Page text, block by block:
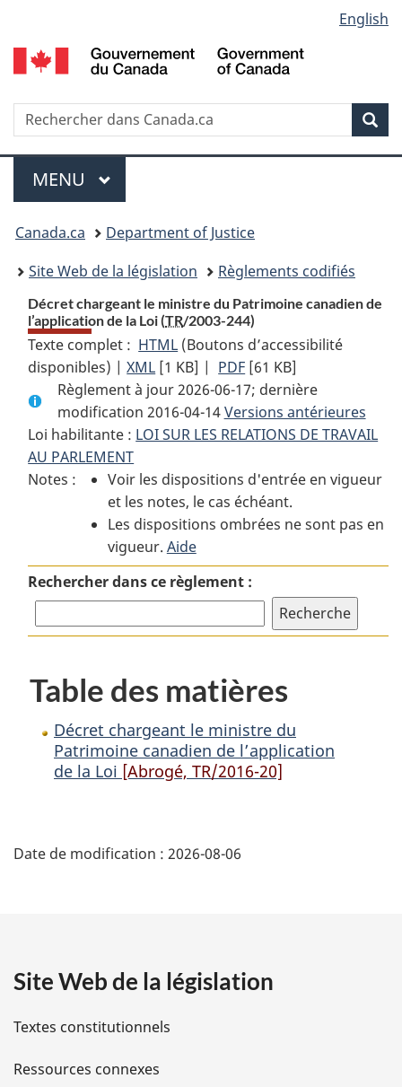
au
contenu
propos
de
la
HTML
simplifiée
selection
English
Recherche
Menu
MENU PRINCIPAL
You
are
here:
Canada.ca
Department of Justice
Site Web de la législation
Règlements codifiés
Décret chargeant le ministre du Patrimoine canadien de
l’application de la Loi (TR/2003-244)
Texte complet : HTML Texte
complet
:
Décret
chargeant
ministre
du
Patrimoine
canadien
de
l’application
la
(Boutons d’accessibilité
disponibles) |XML Texte
complet
:
Décret
le
ministre
du
Patrimoine
canadien
de
de
Loi
[1 KB] | PDF Texte
complet
:
Décret
le
ministre
du
canadien
de
l’application
de
Loi
[61 KB]
Règlement à jour 2026-06-17; dernière
modification 2016-04-14Versions antérieures
Loi habilitante : LOI SUR LES RELATIONS DE TRAVAIL
AU PARLEMENT
Notes :
Voir les dispositions d'entrée en vigueur
et les notes, le cas échéant.
Les dispositions ombrées ne sont pas en
vigueur. Aide
Rechercher dans ce règlement :
Table des matières
Décret chargeant le ministre du
Patrimoine canadien de l’application
de la Loi [Abrogé, TR/2016-20]
é
i
l
s
Date de modification : 2026-08-06
Site Web de la législation
Textes constitutionnels
Ressources connexes